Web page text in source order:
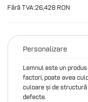
Fără TVA:26,428 RON
Personalizare
Lemnul este un
factori, poate avea
culoare și de
defecte.